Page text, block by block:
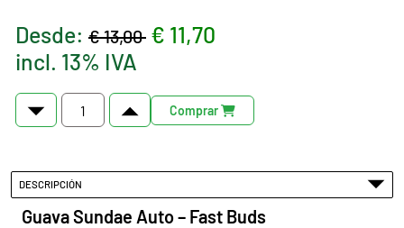
Desde: € 13,00 € 11,70
incl. 13% IVA
Comprar
DESCRIPCIÓN
Guava Sundae Auto – Fast Buds